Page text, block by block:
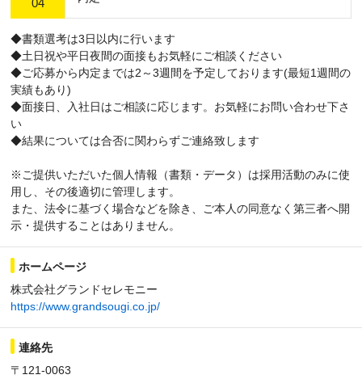
◆書類選考は3日以内に行います
◆土日祝や平日夜間の面接もお気軽にご相談ください
◆ご応募から内定までは2～3週間を予定しております(最短1週間の
実績もあり)
◆面接日、入社日はご相談に応じます。お気軽にお問い合わせ下さ
い
◆結果については合否に関わらずご連絡致します
※ご提供いただいた個人情報（書類・データ）は採用活動のみに使
用し、その後適切に管理します。
また、法令に基づく場合などを除き、ご本人の同意なく第三者へ開
示・提供することはありません。
ホームページ
株式会社グランドセレモニー
https://www.grandsougi.co.jp/
連絡先
〒121-0063